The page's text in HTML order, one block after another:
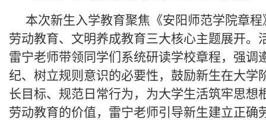
本次新生入学教育聚焦《安阳师范学院章
劳动教育、文明养成教育三大核心主题展开。
雷宁老师带领同学们系统研读学校章程，强调
纪、树立规则意识的必要性，鼓励新生在大学
长目标、规范日常行为，为大学生活筑牢思想
劳动教育的价值，雷宁老师引导新生建立正确